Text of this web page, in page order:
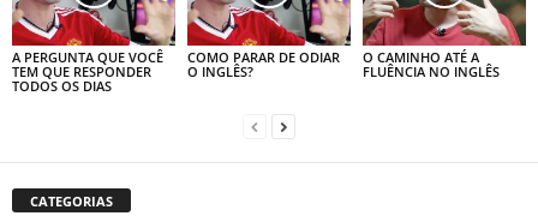
A PERGUNTA QUE VOCÊ
TEM QUE RESPONDER
TODOS OS DIAS
COMO PARAR DE ODIAR
O INGLÊS?
O CAMINHO ATÉ A
FLUÊNCIA NO INGLÊS
CATEGORIAS